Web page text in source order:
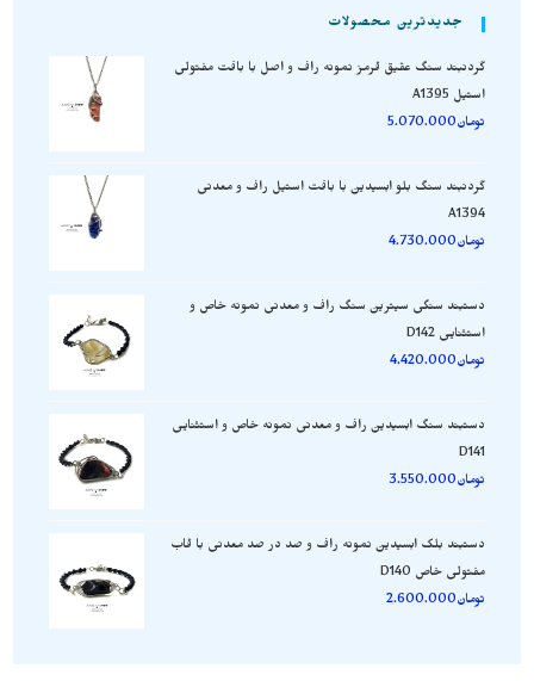
جدیدترین محصولات
گردنبند سنگ عقیق قرمز نمونه راف و اصل با بافت مفتولی
استیل A1395
تومان5.070.000
گردنبند سنگ بلو ابسیدین با بافت استیل راف و معدنی
A1394
تومان4.730.000
دستبند سنگی سیترین سنگ راف و معدنی نمونه خاص و
استثنایی D142
تومان4.420.000
دستبند سنگ ابسیدین راف و معدنی نمونه خاص و استثنایی
D141
تومان3.550.000
دستبند بلک ابسیدین نمونه راف و صد در صد معدنی با قاب
مفتولی خاص D140
تومان2.600.000